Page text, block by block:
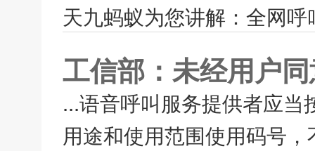
天九蚂蚁为您讲解：全网
工信部：未经用户
...语音呼叫服务提供者应
用途和使用范围使用码号